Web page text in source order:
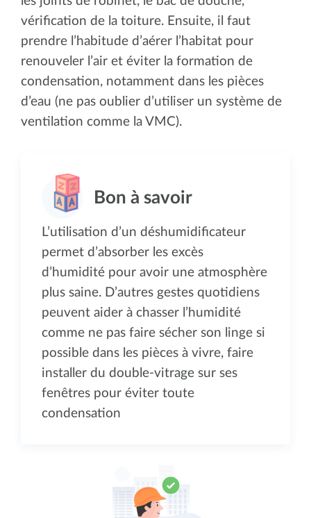
vérification de la toiture. Ensuite, il faut
prendre l’habitude d’aérer l’habitat pour
renouveler l’air et éviter la formation de
condensation, notamment dans les pièces
d’eau (ne pas oublier d’utiliser un système de
ventilation comme la VMC).
L’utilisation d’un déshumidificateur
permet d’absorber les excès
d’humidité pour avoir une atmosphère
plus saine. D’autres gestes quotidiens
peuvent aider à chasser l’humidité
comme ne pas faire sécher son linge si
possible dans les pièces à vivre, faire
installer du double-vitrage sur ses
fenêtres pour éviter toute
condensation